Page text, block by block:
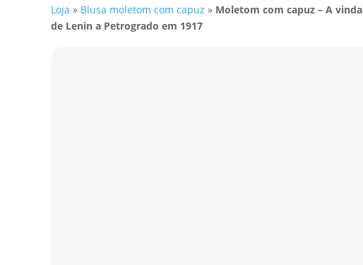
Loja » Blusa moletom com capuz » Moletom com capuz – A vinda
de Lenin a Petrogrado em 1917